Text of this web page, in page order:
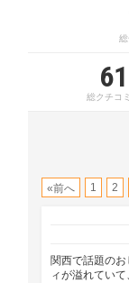
61
総クチコ
«前へ 1 2
関西で話題の
ィが溢れてい